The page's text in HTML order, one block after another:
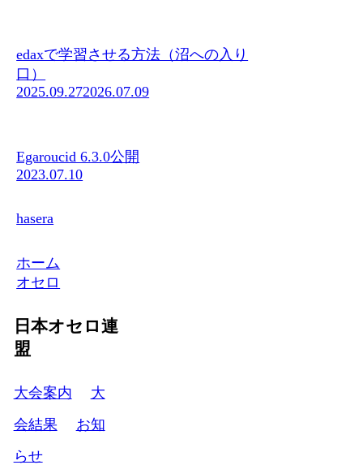
edaxで学習させる方法（沼への入り
口）
2025.09.272026.07.09
Egaroucid 6.3.0公開
2023.07.10
hasera
ホーム
オセロ
日本オセロ連
盟
大会案内
大
会結果
お知
らせ